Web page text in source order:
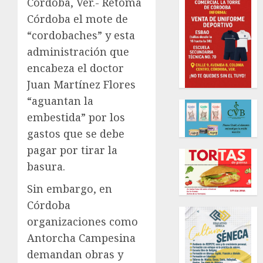
Córdoba el mote de
“cordobaches” y esta
administración que
encabeza el doctor
Juan Martínez Flores
“aguantan la
embestida” por los
gastos que se debe
pagar por tirar la
basura.
Sin embargo, en
Córdoba
organizaciones como
Antorcha Campesina
demandan obras y